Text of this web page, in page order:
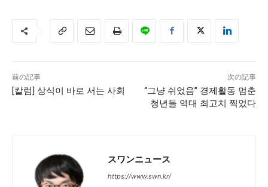
前の記事
[칼럼] 상식이 바로 서는 사회
次の記事
“그냥 쉬었음” 경제활동 멈춘
청년들 역대 최고치 찍었다
スワンニュース
https://www.swn.kr/